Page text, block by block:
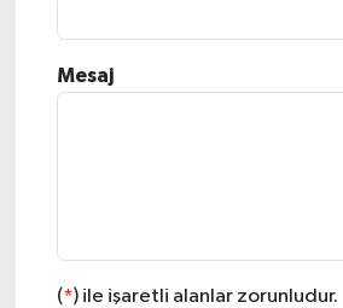
Mesaj
(*) ile işaretli alanlar zorunludur.